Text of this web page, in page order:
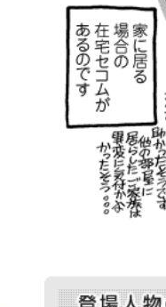
描いた「夫すごろく」など、
すごろく」は祥伝社「フィー